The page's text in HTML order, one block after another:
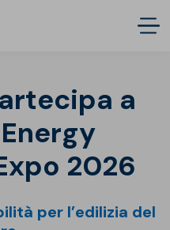
2026
per l’edilizia del